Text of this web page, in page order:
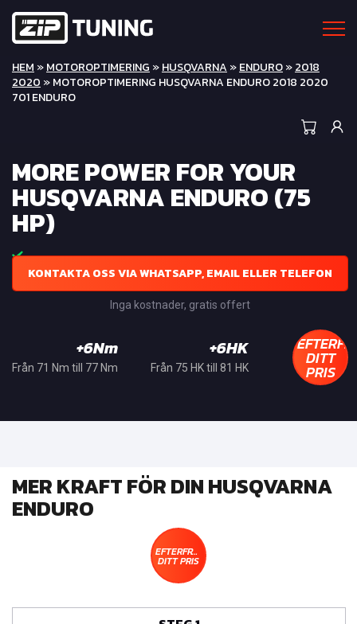
HEM »MOTOROPTIMERING »HUSQVARNA »ENDURO»2018
2020 » MOTOROPTIMERING HUSQVARNA ENDURO 2018 2020
701 ENDURO
MORE POWER FOR YOUR
HUSQVARNA ENDURO (75
HP)
KONTAKTA OSS VIA WHATSAPP, EMAIL ELLER TELEFON
Inga kostnader, gratis offert
+6Nm
Från 71 Nm till 77 Nm
+6HK
Från 75 HK till 81 HK DITT
PRIS
MER KRAFT FÖR DIN HUSQVARNA
ENDURO
EFTERFRÅGA
DITT PRIS